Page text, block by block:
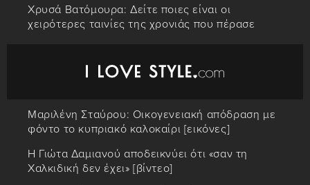
Χρυσά Βατόμουρα: Δείτε ποιες είναι οι
χειρότερες ταινίες της χρονιάς που πέρασε
Μαριλένη Σταύρου: Οικογενειακή απόδραση με
φόντο το κυπριακό καλοκαίρι [εικόνες]
Η Γιώτα Δαμιανού αποδεικνύει ότι «σαν τη
Χαλκιδική δεν έχει» [βίντεο]